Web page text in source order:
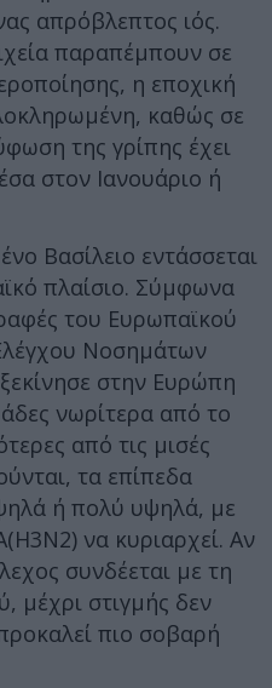
απρόβλεπτος ιός.
παραπέμπουν σε
η εποχική
καθώς σε
της γρίπης έχει
στον Ιανουάριο ή
Βασίλειο εντάσσεται
πλαίσιο. Σύμφωνα
του Ευρωπαϊκού
Νοσημάτων
στην Ευρώπη
νωρίτερα από το
από τις μισές
τα επίπεδα
ή πολύ υψηλά, με
να κυριαρχεί. Αν
συνδέεται με τη
μέχρι στιγμής δεν
πιο σοβαρή